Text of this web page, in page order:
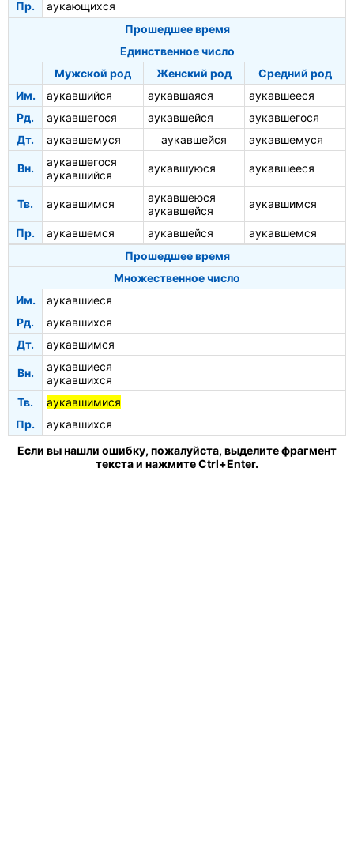
Пр.
аукающихся
Прошедшее время
Единственное число
Мужской род
Женский род
Средний род
Им.
аукавшийся аукавшаяся
аукавшееся
Рд.
аукавшегося аукавшейся
аукавшегося
Дт.
аукавшемуся аукавшейся аукавшемуся
Вн.
аукавшегося
аукавшийся
аукавшуюся аукавшееся
Тв. аукавшимся
аукавшеюся
аукавшейся
аукавшимся
Пр. аукавшемся аукавшейся
аукавшемся
Прошедшее время
Множественное число
Им.
аукавшиеся
Рд.
аукавшихся
Дт.
аукавшимся
Вн.
аукавшиеся
аукавшихся
Тв.
аукавшимися
Пр.
аукавшихся
Если вы нашли ошибку, пожалуйста, выделите фрагмент
текста и нажмите Ctrl+Enter.